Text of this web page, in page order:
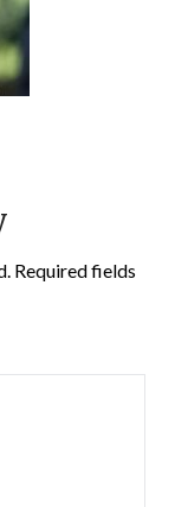
Required fields